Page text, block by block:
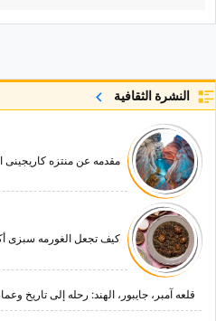
النشرة الثقافية
مقدمه عن منتزه کاریجینی
کیف تجعل الغورمه سبزی
قلعه آمبر، جایبور، الهند: رحله إلى تاریخ